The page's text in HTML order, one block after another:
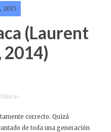
2015
(Laurent
2014)
Críticas
correcto. Quizá
de toda una generación